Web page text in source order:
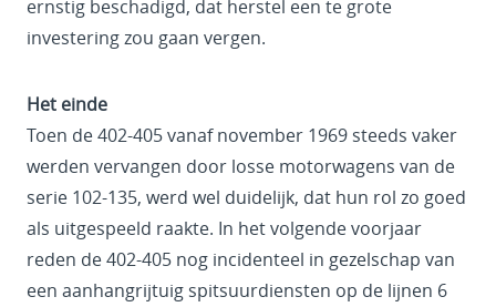
ernstig beschadigd, dat herstel een te grote
investering zou gaan vergen.
Het einde
Toen de 402-405 vanaf november 1969 steeds vaker
werden vervangen door losse motorwagens van de
serie 102-135, werd wel duidelijk, dat hun rol zo goed
als uitgespeeld raakte. In het volgende voorjaar
reden de 402-405 nog incidenteel in gezelschap van
een aanhangrijtuig spitsuurdiensten op de lijnen 6